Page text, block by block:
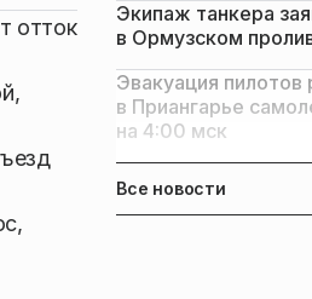
отток
Экипаж танкера
в Ормузском
Эвакуация пилотов
в Приангарье
на 4:00 мск
Все новости